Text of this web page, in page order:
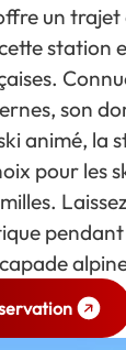
un
station
son
animé, la
pour les